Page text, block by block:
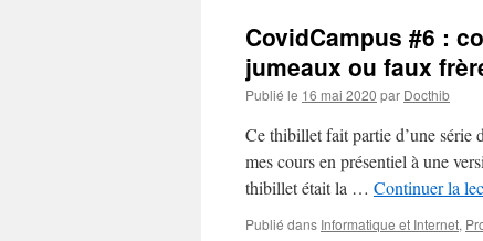
CovidCampus #6 :
jumeaux ou faux
Publié le 16 mai 2020 par Docthib
Ce thibillet fait partie d’une série
mes cours en présentiel à une
thibillet était la … Continuer la
Publié dans Informatique et Internet,